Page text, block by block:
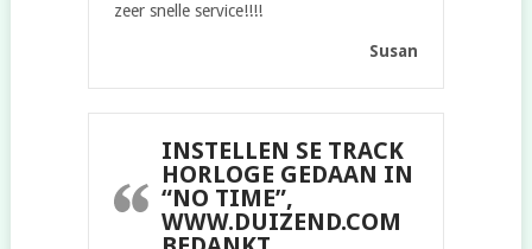
zeer snelle service!!!!
Susan
INSTELLEN SE TRACK
HORLOGE GEDAAN IN
“NO TIME”,
WWW.DUIZEND.COM